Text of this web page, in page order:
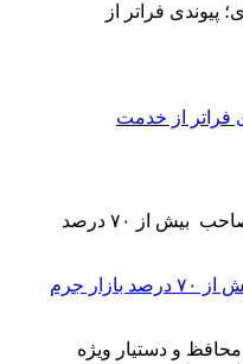
فراتر از خدمت
از بحران نقدینگی تا تصاحب بیش از ۷۰ درصد بازار جرم